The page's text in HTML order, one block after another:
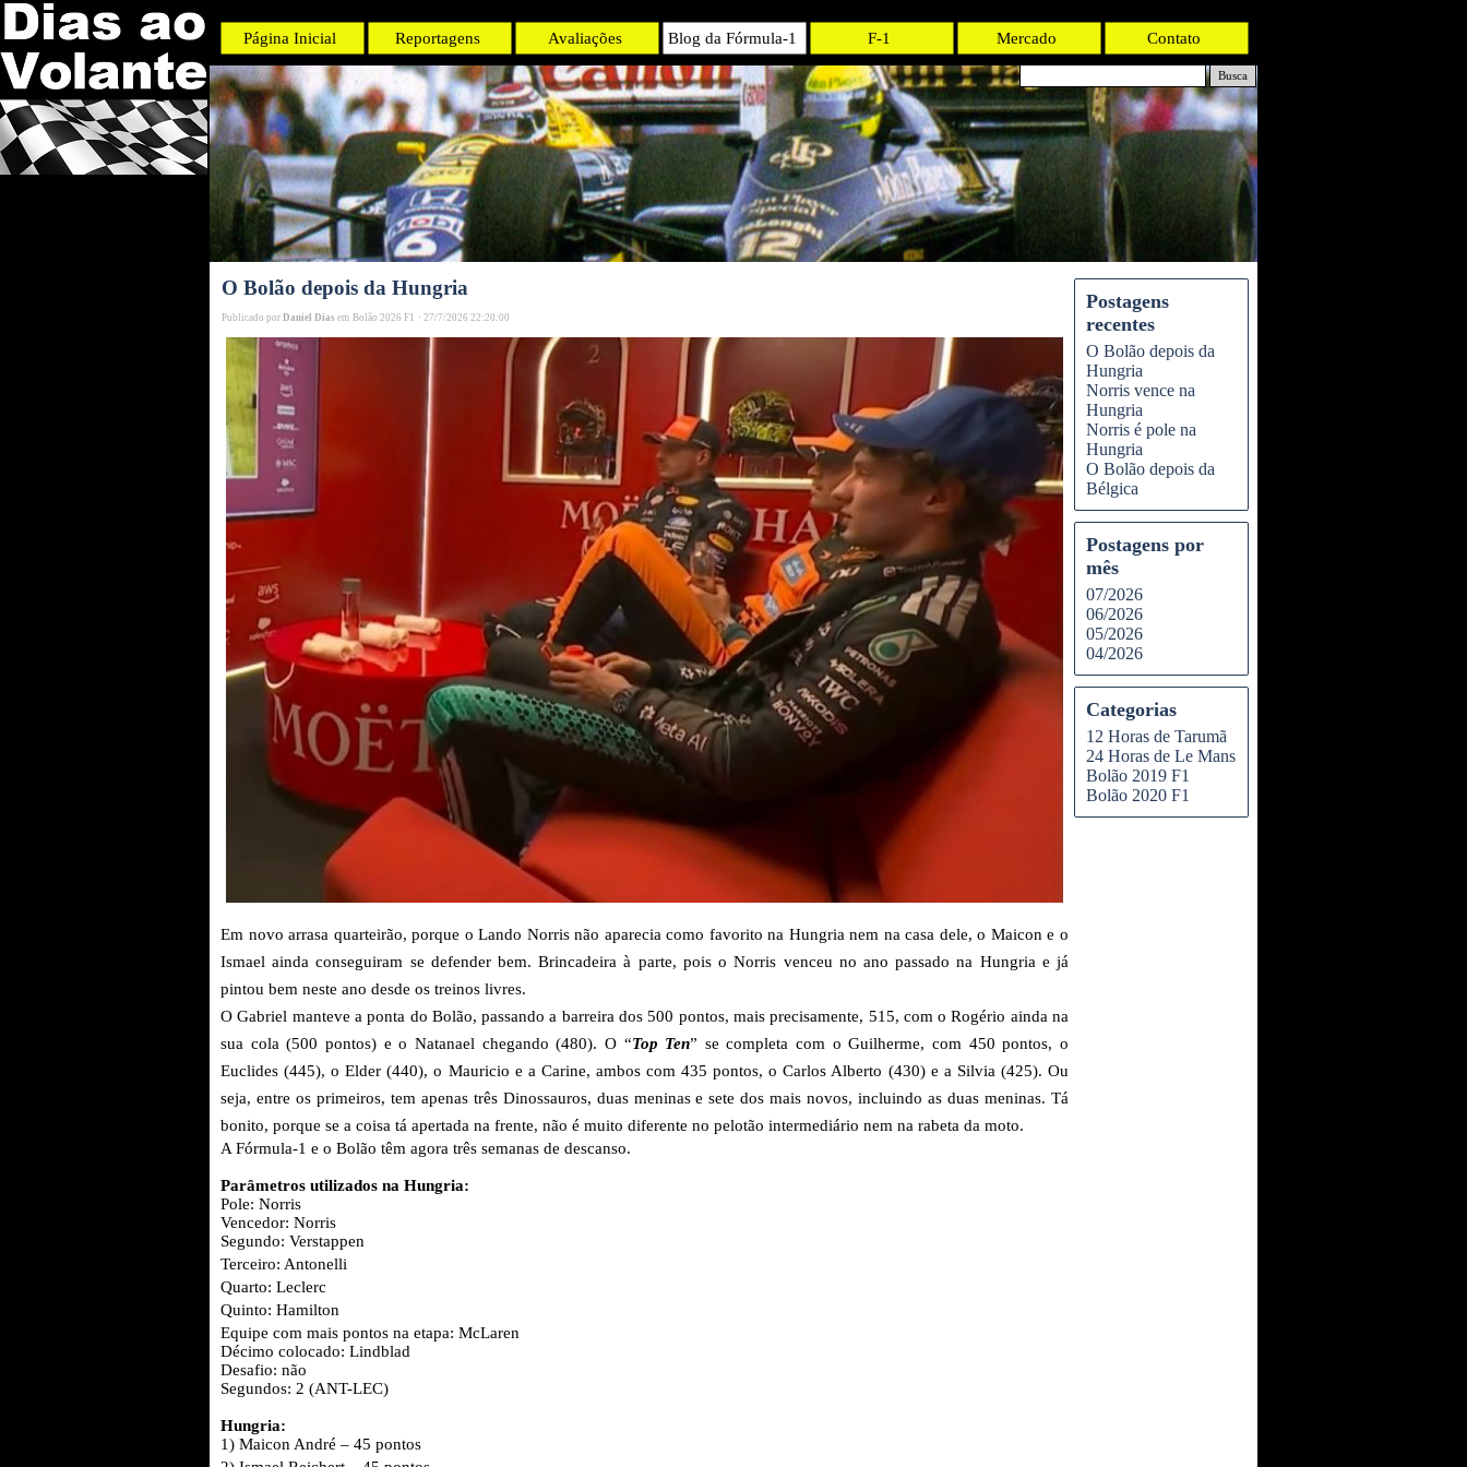
Busca
Página Inicial Reportagens Avaliações Blog da Fórmula-1 F-1 Mercado Contato
O Bolão depois da Hungria
Publicado por Daniel Dias em Bolão 2026 F1 · 27/7/2026 22:20:00
Em novo arrasa quarteirão, porque o Lando Norris não aparecia como favorito na Hungria nem na casa dele, o Maicon e o
Ismael ainda conseguiram se defender bem. Brincadeira à parte, pois o Norris venceu no ano passado na Hungria e já
pintou bem neste ano desde os treinos livres.
O Gabriel manteve a ponta do Bolão, passando a barreira dos 500 pontos, mais precisamente, 515, com o Rogério ainda na
sua cola (500 pontos) e o Natanael chegando (480). O “Top Ten” se completa com o Guilherme, com 450 pontos, o
Euclides (445), o Elder (440), o Mauricio e a Carine, ambos com 435 pontos, o Carlos Alberto (430) e a Silvia (425). Ou
seja, entre os primeiros, tem apenas três Dinossauros, duas meninas e sete dos mais novos, incluindo as duas meninas. Tá
bonito, porque se a coisa tá apertada na frente, não é muito diferente no pelotão intermediário nem na rabeta da moto.
A Fórmula-1 e o Bolão têm agora três semanas de descanso.
Parâmetros utilizados na Hungria:
Pole: Norris
Vencedor: Norris
Segundo: Verstappen
Terceiro: Antonelli
Quarto: Leclerc
Quinto: Hamilton
Equipe com mais pontos na etapa: McLaren
Décimo colocado: Lindblad
Desafio: não
Segundos: 2 (ANT-LEC)
Hungria:
1) Maicon André – 45 pontos
Postagens
recentes
O Bolão depois da
Hungria
Norris vence na
Hungria
Norris é pole na
Hungria
O Bolão depois da
Bélgica
Postagens por
mês
07/2026
06/2026
05/2026
04/2026
Categorias
12 Horas de Tarumã
24 Horas de Le Mans
Bolão 2019 F1
Bolão 2020 F1